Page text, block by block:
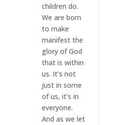
children do.
We are born
to make
manifest the
glory of God
that is within
us. It’s not
just in some
of us, it’s in
everyone.
And as we let